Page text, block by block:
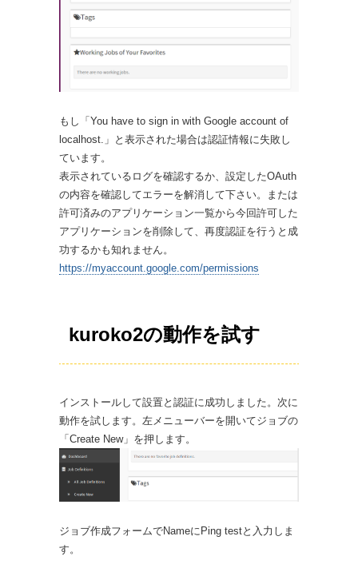
もし「You have to sign in with Google account of
localhost.」と表示された場合は認証情報に失敗し
ています。
表示されているログを確認するか、設定したOAuth
の内容を確認してエラーを解消して下さい。または
許可済みのアプリケーション一覧から今回許可した
アプリケーションを削除して、再度認証を行うと成
功するかも知れません。
https://myaccount.google.com/permissions
kuroko2の動作を試す
インストールして設置と認証に成功しました。次に
動作を試します。左メニューバーを開いてジョブの
「Create New」を押します。
ジョブ作成フォームでNameにPing testと入力しま
す。